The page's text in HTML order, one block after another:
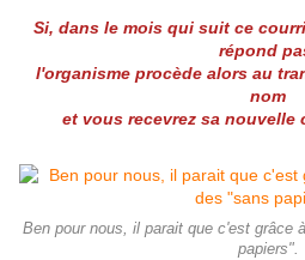
Si, dans le mois qui suit ce
répond
l'organisme procède alors au
nom
et vous recevrez sa
Ben pour nous, il parait que c'est grâce
papiers".